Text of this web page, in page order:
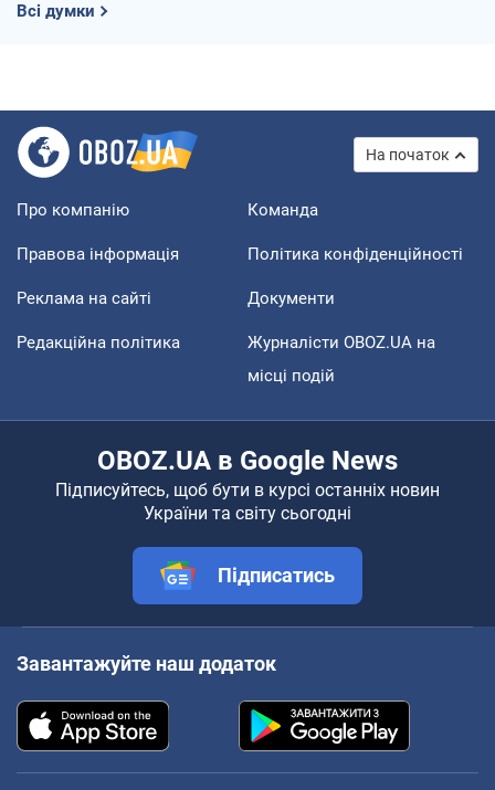
Всі думки
На початок
Про компанію Команда
Правова інформація Політика конфіденційності
Реклама на сайті Документи
Редакційна політика
Журналісти OBOZ.UA на
місці подій
OBOZ.UA в Google News
Підписуйтесь, щоб бути в курсі останніх новин
України та світу сьогодні
Підписатись
Завантажуйте наш додаток